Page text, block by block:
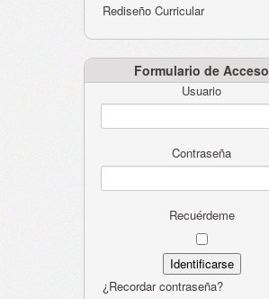
Rediseño Curricular
Formulario de Acceso
Usuario
Contraseña
Recuérdeme
¿Recordar contraseña?